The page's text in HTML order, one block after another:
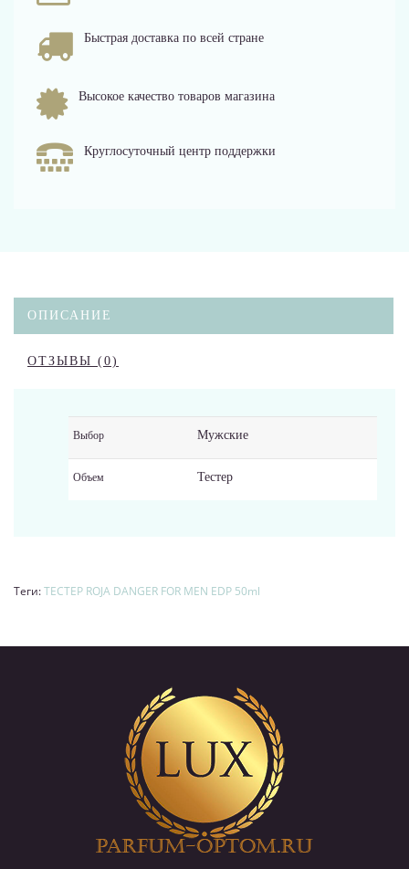
Быстрая доставка по всей стране
Высокое качество товаров магазина
Круглосуточный центр поддержки
ОПИСАНИЕ
ОТЗЫВЫ (0)
Выбор Мужские
Объем Тестер
Теги:ТЕСТЕР ROJA DANGER FOR MEN EDP 50ml